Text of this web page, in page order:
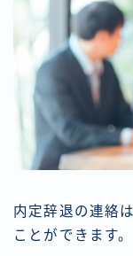
内定辞退の連絡
ことができます。